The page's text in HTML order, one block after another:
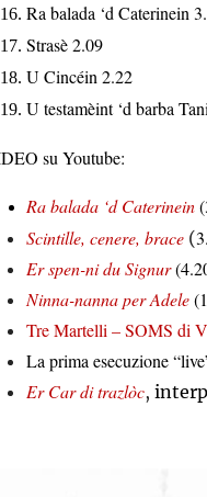
Ra balada ‘d Caterinein
Strasè 2.09
U Cincéin 2.22
U testamèint ‘d barba
su Youtube:
Ra balada ‘d Caterinein
Scintille, cenere, brace (
Er spen-ni du Signur
Ninna-nanna per Adele
Tre Martelli – SOMS di
La prima esecuzione
Er Car di trazlòc,